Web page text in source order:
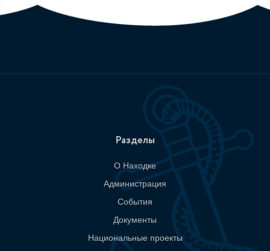
Разделы
О Находке
Администрация
События
Документы
Национальные проекты